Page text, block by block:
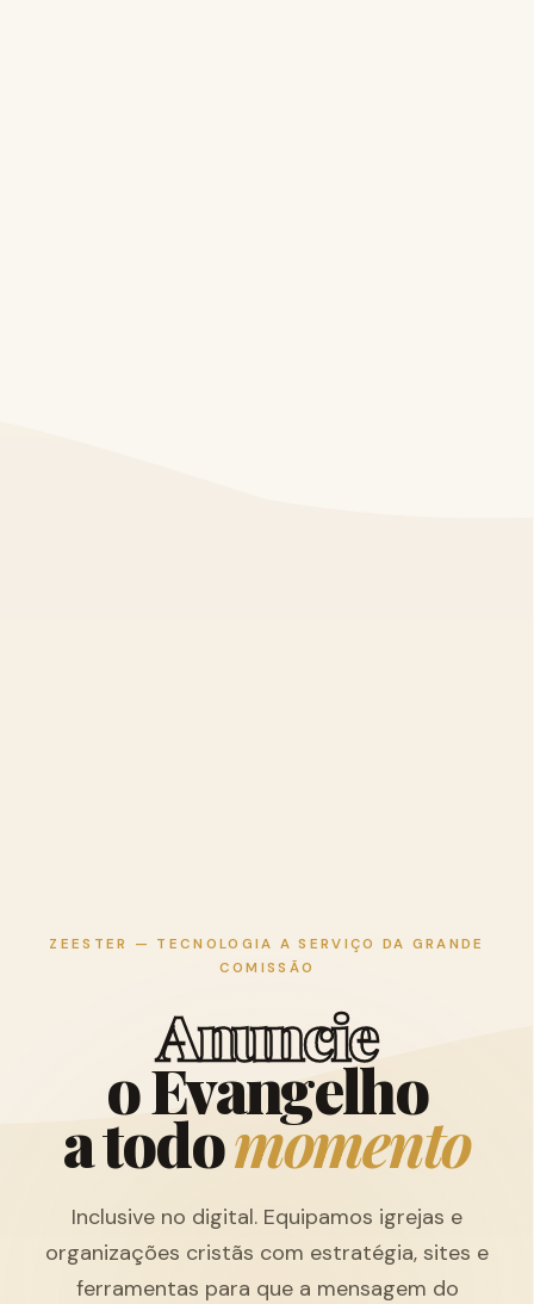
ZEESTER — TECNOLOGIA A SERVIÇO DA GRANDE
COMISSÃO
Anuncie
oEvangelho
atodomomento
Inclusive no digital. Equipamos igrejas e
organizações cristãs com estratégia, sites e
ferramentas para que a mensagem do